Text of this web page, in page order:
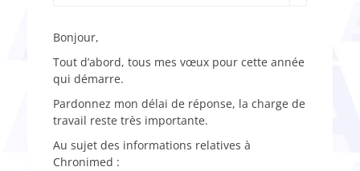
Bonjour,
Tout d’abord, tous mes vœux pour cette année
qui démarre.
Pardonnez mon délai de réponse, la charge de
travail reste très importante.
Au sujet des informations relatives à
Chronimed :